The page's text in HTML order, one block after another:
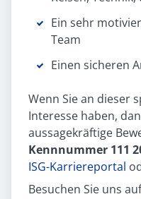
Ein sehr
Team
Einen sicheren
Wenn Sie an dieser
Interesse haben,
aussagekräftige
Kennnummer 111
ISG-Karriereportal
Besuchen Sie uns